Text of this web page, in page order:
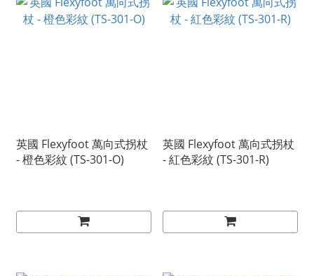
英國 Flexyfoot 萬向式拐杖
- 橙色彩紋 (TS-301-O)
英國 Flexyfoot 萬向式拐杖
- 紅色彩紋 (TS-301-R)